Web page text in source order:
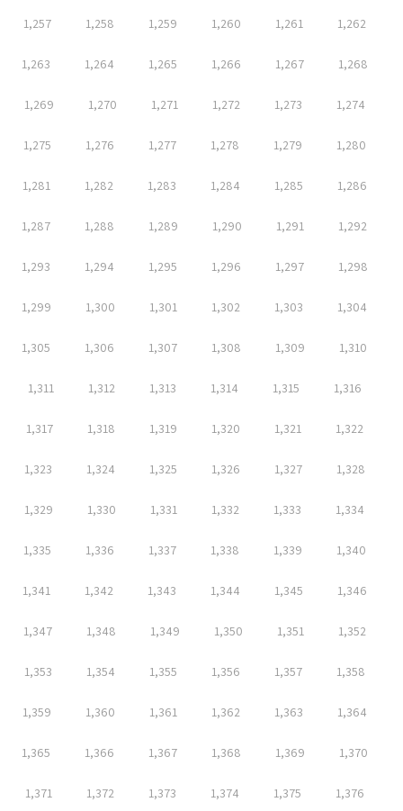
1,257 1,258 1,259 1,260 1,261 1,262
1,263 1,264 1,265 1,266 1,267 1,268
1,269 1,270 1,271 1,272 1,273 1,274
1,275 1,276 1,277 1,278 1,279 1,280
1,281 1,282 1,283 1,284 1,285 1,286
1,287 1,288 1,289 1,290 1,291 1,292
1,293 1,294 1,295 1,296 1,297 1,298
1,299 1,300 1,301 1,302 1,303 1,304
1,305 1,306 1,307 1,308 1,309 1,310
1,311 1,312 1,313 1,314 1,315 1,316
1,317 1,318 1,319 1,320 1,321 1,322
1,323 1,324 1,325 1,326 1,327 1,328
1,329 1,330 1,331 1,332 1,333 1,334
1,335 1,336 1,337 1,338 1,339 1,340
1,341 1,342 1,343 1,344 1,345 1,346
1,347 1,348 1,349 1,350 1,351 1,352
1,353 1,354 1,355 1,356 1,357 1,358
1,359 1,360 1,361 1,362 1,363 1,364
1,365 1,366 1,367 1,368 1,369 1,370
1,371 1,372 1,373 1,374 1,375 1,376